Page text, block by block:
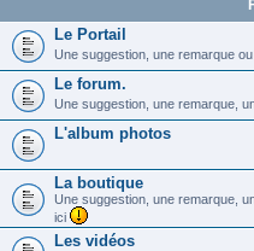
Le Portail
Une suggestion, une remarque
Le forum.
Une suggestion, une remarque,
L'album photos
La boutique
Une suggestion, une remarque,
ici
Les vidéos